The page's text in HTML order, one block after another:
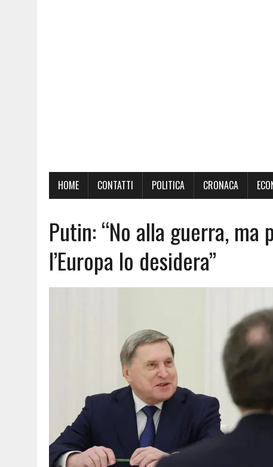
HOME CONTATTI POLITICA CRONACA
Putin: “No alla guerra,
l’Europa lo desidera”